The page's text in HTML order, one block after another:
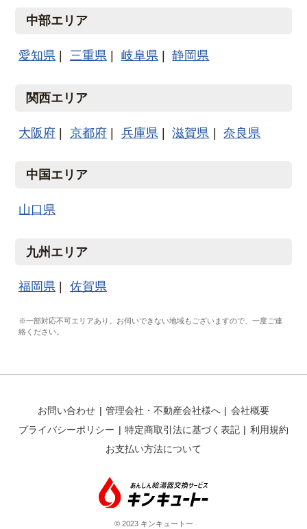
中部エリア
愛知県 三重県 岐阜県 静岡県
関西エリア
大阪府 京都府 兵庫県 滋賀県 奈良県
中国エリア
山口県
九州エリア
福岡県 佐賀県
※一部対応不可エリアあり。お伺いできない地域もございますので、一度ご連
絡ください。
お問い合わせ 管理会社・不動産会社様へ
会社概要
プライバシーポリシー
特定商取引法に基づく表記
利用規約
お支払い方法について
© 2023 キンキュートー